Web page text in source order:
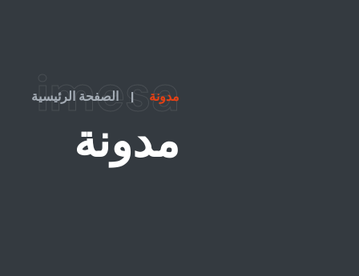
imesa
الصفحة الرئيسية | مدونة
مدونة